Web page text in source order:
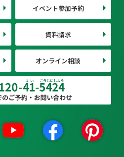
イベント参加予約
資料請求
オンライン相談